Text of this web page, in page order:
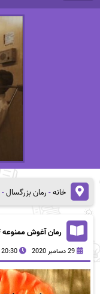
خانه-رمان بزرگسال-
رمان آغوش ممنوعه PDF
29 دسامبر 2020 20:30